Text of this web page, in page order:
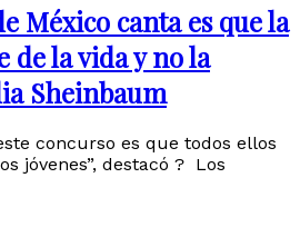
México canta es que la
de la vida y no la
Sheinbaum
concurso es que todos ellos
jóvenes”, destacó ? Los